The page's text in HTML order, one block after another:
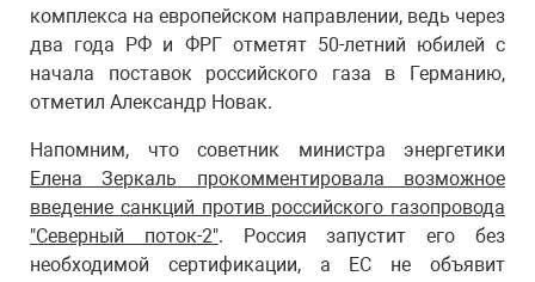
комплекса на европейском направлении, ведь через
два года РФ и ФРГ отметят 50-летний юбилей с
начала поставок российского газа в Германию,
отметил Александр Новак.
Напомним, что советник министра энергетики
Елена Зеркаль прокомментировала возможное
введение санкций против российского газопровода
"Северный поток-2". Россия запустит его без
необходимой сертификации, а ЕС не объявит